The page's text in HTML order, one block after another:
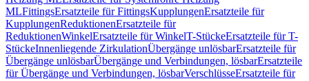
MLFittingsErsatzteile für FittingsKupplungenErsatzteile für
KupplungenReduktionenErsatzteile für
ReduktionenWinkelErsatzteile für WinkelT-StückeErsatzteile für T-
StückeInnenliegende ZirkulationÜbergänge unlösbarErsatzteile für
Übergänge unlösbarÜbergänge und Verbindungen, lösbarErsatzteile
für Übergänge und Verbindungen, lösbarVerschlüsseErsatzteile für